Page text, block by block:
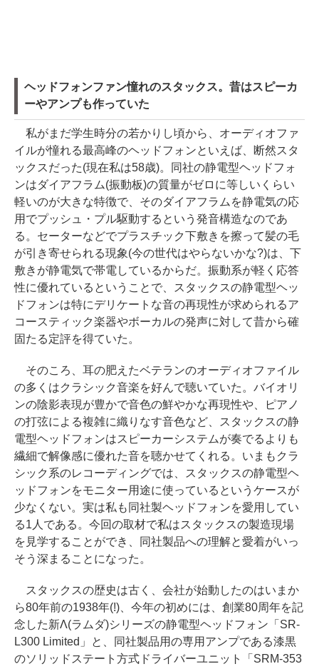
ヘッドフォンファン憧れのスタックス。昔はスピーカ
ーやアンプも作っていた
私がまだ学生時分の若かりし頃から、オーディオファ
イルが憧れる最高峰のヘッドフォンといえば、断然スタ
ックスだった(現在私は58歳)。同社の静電型ヘッドフォ
ンはダイアフラム(振動板)の質量がゼロに等しいくらい
軽いのが大きな特徴で、そのダイアフラムを静電気の応
用でプッシュ・プル駆動するという発音構造なのであ
る。セーターなどでプラスチック下敷きを擦って髪の毛
が引き寄せられる現象(今の世代はやらないかな?)は、下
敷きが静電気で帯電しているからだ。振動系が軽く応答
性に優れているということで、スタックスの静電型ヘッ
ドフォンは特にデリケートな音の再現性が求められるア
コースティック楽器やボーカルの発声に対して昔から確
固たる定評を得ていた。
そのころ、耳の肥えたベテランのオーディオファイル
の多くはクラシック音楽を好んで聴いていた。バイオリ
ンの陰影表現が豊かで音色の鮮やかな再現性や、ピアノ
の打弦による複雑に織りなす音色など、スタックスの静
電型ヘッドフォンはスピーカーシステムが奏でるよりも
繊細で解像感に優れた音を聴かせてくれる。いまもクラ
シック系のレコーディングでは、スタックスの静電型ヘ
ッドフォンをモニター用途に使っているというケースが
少なくない。実は私も同社製ヘッドフォンを愛用してい
る1人である。今回の取材で私はスタックスの製造現場
を見学することができ、同社製品への理解と愛着がいっ
そう深まることになった。
スタックスの歴史は古く、会社が始動したのはいまか
ら80年前の1938年(!)、今年の初めには、創業80周年を記
念した新Λ(ラムダ)シリーズの静電型ヘッドフォン「SR-
L300 Limited」と、同社製品用の専用アンプである漆黒
のソリッドステート方式ドライバーユニット「SRM-353